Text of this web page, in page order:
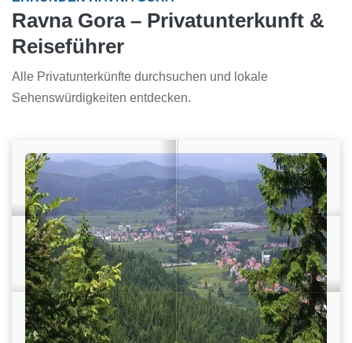
Ravna Gora – Privatunterkunft &
Reiseführer
Alle Privatunterkünfte durchsuchen und lokale
Sehenswürdigkeiten entdecken.